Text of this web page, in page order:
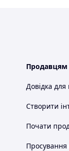
Продавцям
Довідка для
Створити
Почати
Просування